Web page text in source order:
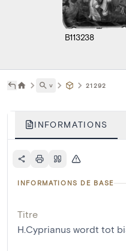
B113238
˅ 21292
INFORMATIONS
INFORMATIONS DE BASE
Titre
H.Cyprianus wordt tot